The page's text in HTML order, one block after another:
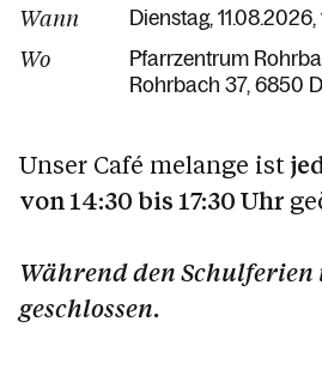
Wann Dienstag,
Wo
Pfarrzentrum
Rohrbach 37 6850
Unser Café melange ist
von 14:30 bis 17:30 Uhr
Während den Schulferien
geschlossen.